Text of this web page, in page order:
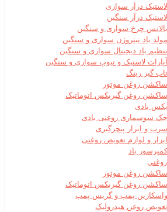
لاستیک درآر سواری
لاستیک درآر سنگین
بالانس چرخ سواری و سنگین
مولد باد نیتروژن سواری و سنگین
تنظیم باد دیجیتال سواری و سنگین
آپارات لاستیک و تیوپ سواری و سنگین
تاب گیر رینگ
ساکشن روغن موتور
ساکشن روغن گیربکس اتوماتیک
بکس بادی
جک سوسماری روغنی بادی
سرب و ابزار پنچرگیری
ابزار و لوازم تعویض روغنی
کمپرسور باد
ساکشن روغن موتور
ساکشن روغن گیربکس اتوماتیک
واسکازین پمپ و گریس پمپ
تعویض روغن هیدرولیک